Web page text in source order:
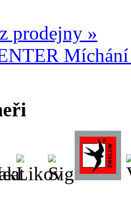
prodejny »